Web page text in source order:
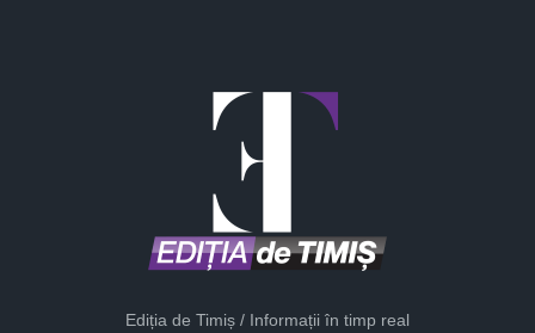
Ediția de Timiș / Informații în timp real